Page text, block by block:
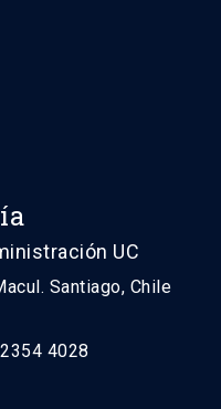
UC
Santiago, Chile
4028